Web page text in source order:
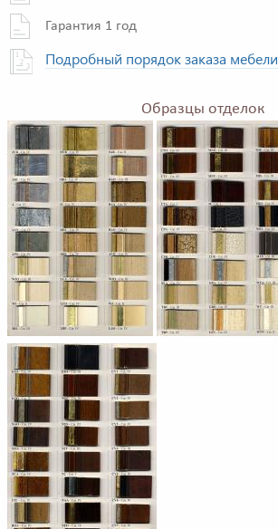
Гарантия 1 год
Подробный порядок заказа мебели
Образцы отделок